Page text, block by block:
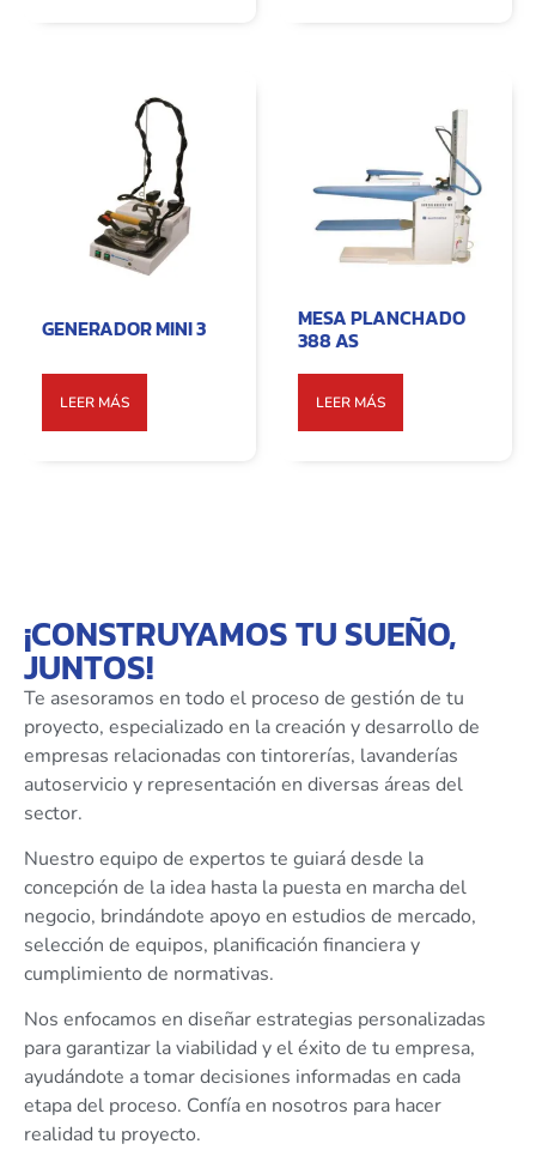
GENERADOR MINI 3
LEER MÁS
MESA PLANCHADO
388 AS
LEER MÁS
¡CONSTRUYAMOS TU SUEÑO,
JUNTOS!
Te asesoramos en todo el proceso de gestión de tu
proyecto, especializado en la creación y desarrollo de
empresas relacionadas con tintorerías, lavanderías
autoservicio y representación en diversas áreas del
sector.
Nuestro equipo de expertos te guiará desde la
concepción de la idea hasta la puesta en marcha del
negocio, brindándote apoyo en estudios de mercado,
selección de equipos, planificación financiera y
cumplimiento de normativas.
Nos enfocamos en diseñar estrategias personalizadas
para garantizar la viabilidad y el éxito de tu empresa,
ayudándote a tomar decisiones informadas en cada
etapa del proceso. Confía en nosotros para hacer
realidad tu proyecto.